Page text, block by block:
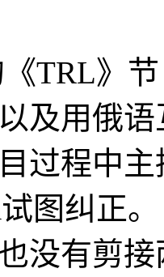
》节
及用俄
过程中
图纠正
没有剪